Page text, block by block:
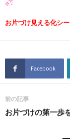
お片づけ見える化シ
Facebook
前の記事
お片づけの第一歩